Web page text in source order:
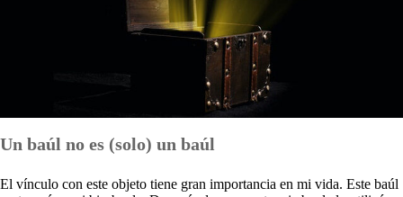
Un baúl no es (solo) un baúl
El vínculo con este objeto tiene gran importancia en mi vida. Este baúl